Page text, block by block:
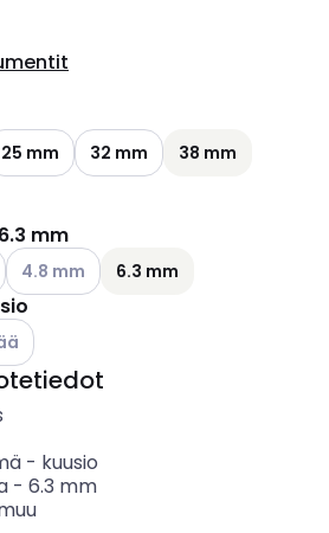
vaihtoehdot
25 mm 32 mm
38 mm
6.3 mm
vaihtoehdot
olevat vaihtoehdot
Katso käytettävissä olevat
4.8 mm 6.3 mm
olevat vaihtoehdot
- kuusio
- 6.3 mm